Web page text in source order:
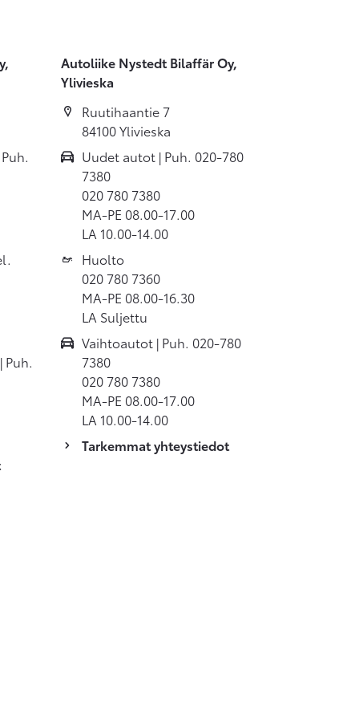
Autoliike Nystedt Bilaffär Oy,
Ylivieska
Ruutihaantie 7
84100 Ylivieska
Uudet autot | Puh. 020-780
7380
020 780 7380
MA-PE 08.00-17.00
LA 10.00-14.00
Huolto
020 780 7360
MA-PE 08.00-16.30
LA Suljettu
Vaihtoautot | Puh. 020-780
7380
020 780 7380
MA-PE 08.00-17.00
LA 10.00-14.00
Tarkemmat yhteystiedot